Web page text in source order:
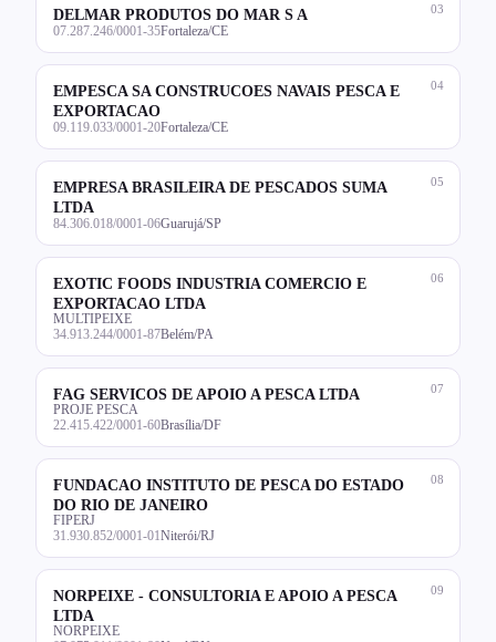
03
DELMAR PRODUTOS DO MAR S A
07.287.246/0001-35Fortaleza/CE
04
EMPESCA SA CONSTRUCOES NAVAIS PESCA E
EXPORTACAO
09.119.033/0001-20Fortaleza/CE
05
EMPRESA BRASILEIRA DE PESCADOS SUMA
LTDA
84.306.018/0001-06Guarujá/SP
06
EXOTIC FOODS INDUSTRIA COMERCIO E
EXPORTACAO LTDA
MULTIPEIXE
34.913.244/0001-87Belém/PA
07
FAG SERVICOS DE APOIO A PESCA LTDA
PROJE PESCA
22.415.422/0001-60Brasília/DF
08
FUNDACAO INSTITUTO DE PESCA DO ESTADO
DO RIO DE JANEIRO
FIPERJ
31.930.852/0001-01 Niterói/RJ
09
NORPEIXE - CONSULTORIA E APOIO A PESCA
LTDA
NORPEIXE